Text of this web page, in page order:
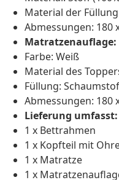
Material der
Abmessungen: 180
Matratzenauflage:
Farbe: Weiß
Material des
Füllung:
Abmessungen: 180
Lieferung umfasst:
1 x Bettrahmen
1 x Kopfteil mit
1 x Matratze
1 x